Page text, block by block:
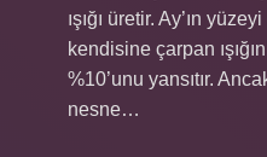
ışığı üretir. Ay’ın
kendisine çarpan
%10’unu yansıtır.
nesne…